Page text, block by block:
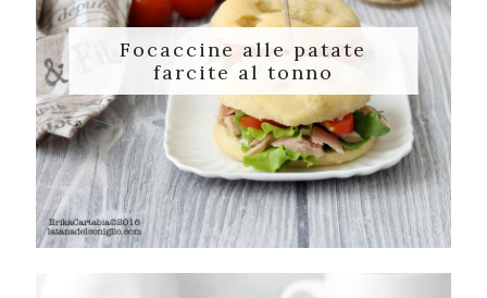
Focaccine alle patate
farcite al tonno